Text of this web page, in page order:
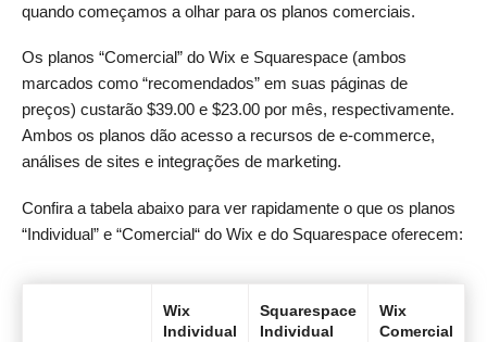
quando começamos a olhar para os planos comerciais.
Os planos “Comercial” do Wix e Squarespace (ambos
marcados como “recomendados” em suas páginas de
preços) custarão $39.00 e $23.00 por mês, respectivamente.
Ambos os planos dão acesso a recursos de e-commerce,
análises de sites e integrações de marketing.
Confira a tabela abaixo para ver rapidamente o que os planos
“Individual” e “Comercial“ do Wix e do Squarespace oferecem:
Wix
Individual
Squarespace
Individual
Wix
Comercial